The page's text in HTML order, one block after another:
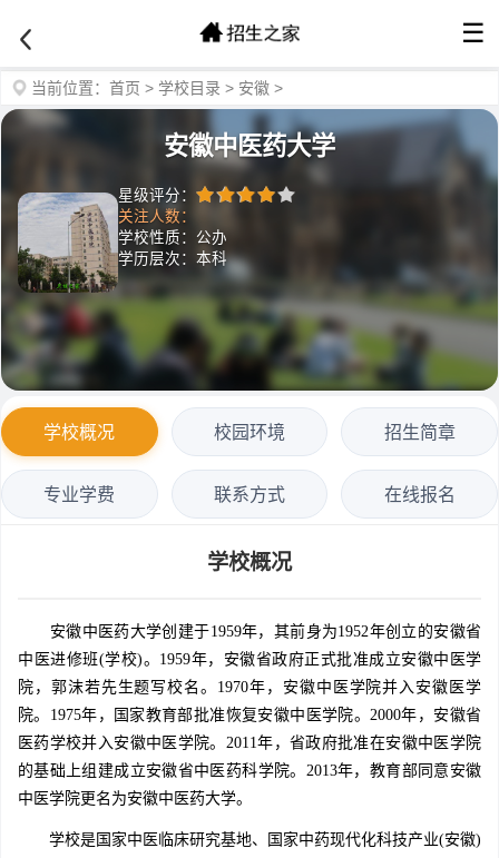
☰
当前位置： 首页 > 学校目录 > 安徽 >
安徽中医药大学
星级评分：
关注人数：
学校性质：公办
学历层次：本科
学校概况 校园环境 招生简章
专业学费 联系方式 在线报名
学校概况
安徽中医药大学创建于1959年，其前身为1952年创立的安徽省
中医进修班(学校)。1959年，安徽省政府正式批准成立安徽中医学
院，郭沫若先生题写校名。1970年，安徽中医学院并入安徽医学
院。1975年，国家教育部批准恢复安徽中医学院。2000年，安徽省
医药学校并入安徽中医学院。2011年，省政府批准在安徽中医学院
的基础上组建成立安徽省中医药科学院。2013年，教育部同意安徽
中医学院更名为安徽中医药大学。
学校是国家中医临床研究基地、国家中药现代化科技产业(安徽)